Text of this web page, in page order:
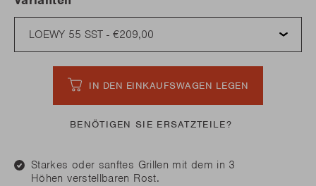
IN DEN EINKAUFSWAGEN LEGEN
BENÖTIGEN SIE ERSATZTEILE?
Starkes oder sanftes Grillen mit dem in 3
Höhen verstellbaren Rost.